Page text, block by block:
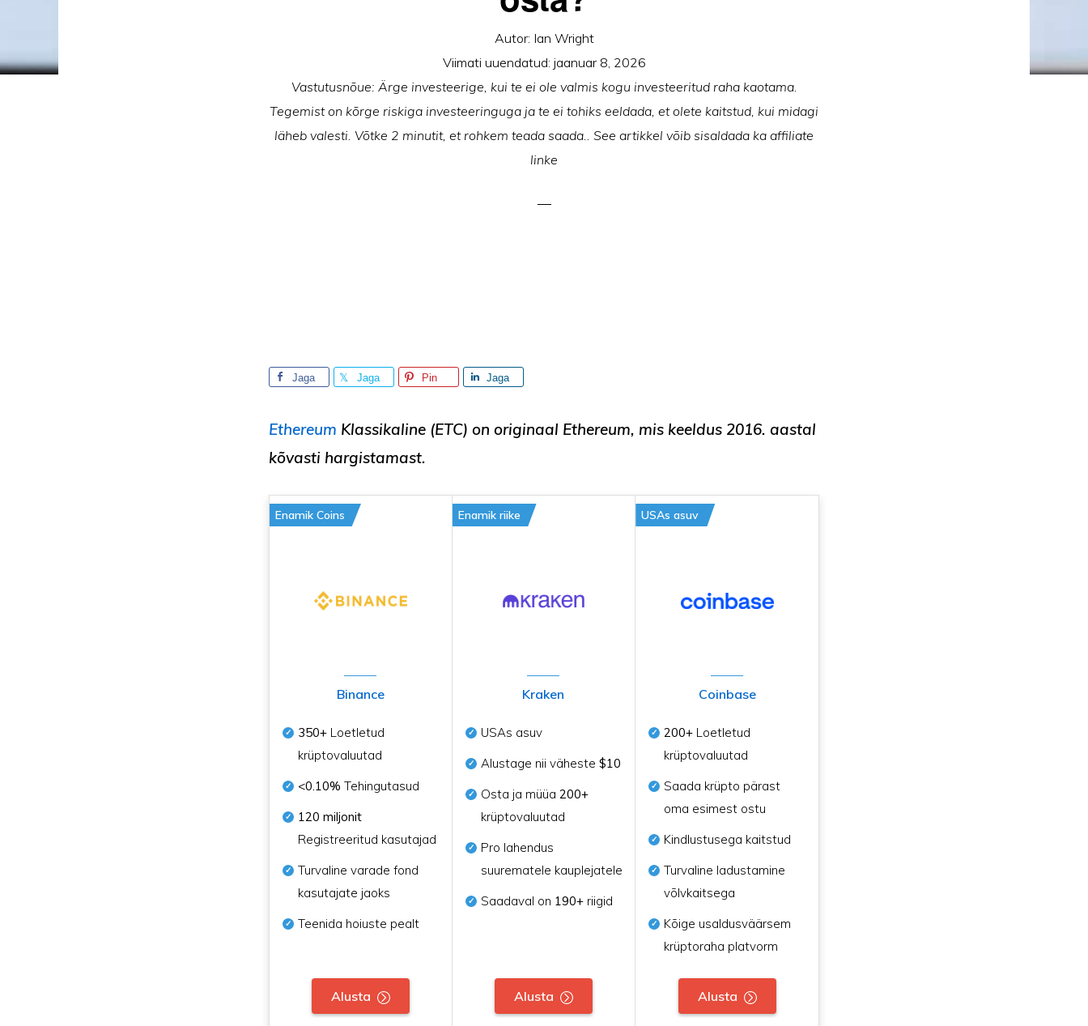
Autor: Ian Wright
Viimati uuendatud: jaanuar 8, 2026
Vastutusnõue: Ärge investeerige, kui te ei ole valmis kogu investeeritud raha kaotama.
Tegemist on kõrge riskiga investeeringuga ja te ei tohiks eeldada, et olete kaitstud, kui midagi
läheb valesti. Võtke 2 minutit, et rohkem teada saada.. See artikkel võib sisaldada ka affiliate
linke
Jaga Jaga Pin Jaga
Ethereum Klassikaline (ETC) on originaal Ethereum, mis keeldus 2016. aastal
kõvasti hargistamast.
Enamik Coins
Binance
350+ Loetletud
krüptovaluutad
<0.10% Tehingutasud
120 miljonit
Registreeritud kasutajad
Turvaline varade fond
kasutajate jaoks
Teenida hoiuste pealt
Alusta
Enamik riike
Kraken
USAs asuv
Alustage nii väheste $10
Osta ja müüa 200+
krüptovaluutad
Pro lahendus
suurematele kauplejatele
Saadaval on 190+riigid
Alusta
USAs asuv
Coinbase
200+ Loetletud
krüptovaluutad
Saada krüpto pärast
oma esimest ostu
Kindlustusega kaitstud
Turvaline ladustamine
võlvkaitsega
Kõige usaldusväärsem
krüptoraha platvorm
Alusta